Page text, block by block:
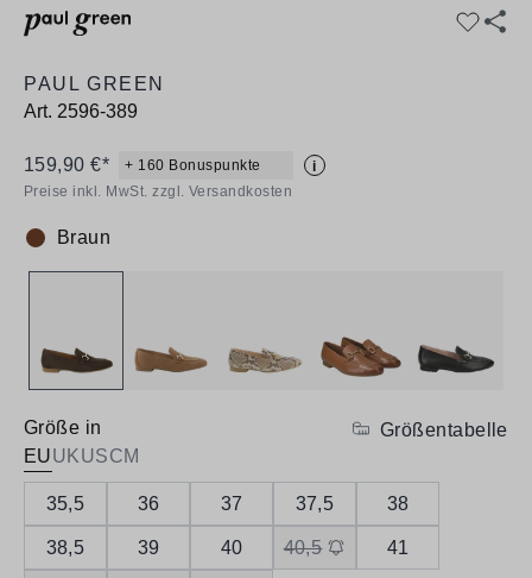
PAUL GREEN
Art. 2596-389
159,90 €* + 160 Bonuspunkte
i
Preise inkl. MwSt. zzgl. Versandkosten
Farbe:
Braun
Größe in
EUUKUSCM
Größentabelle
35,5 36 37 37,5 38
38,5 39 40 40,5 41